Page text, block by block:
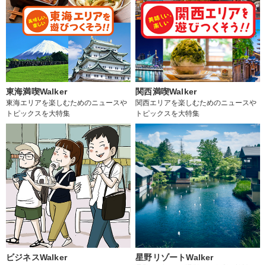
東海満喫Walker
東海エリアを楽しむためのニュースや
トピックスを大特集
関西満喫Walker
関西エリアを楽しむためのニュースや
トピックスを大特集
ビジネスWalker 星野リゾートWalker